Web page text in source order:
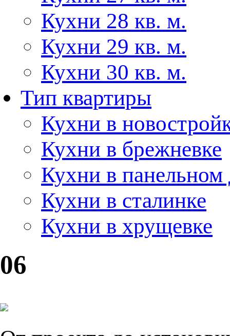
Кухни 28 кв. м.
Кухни 29 кв. м.
Кухни 30 кв. м.
Тип квартиры
Кухни в
Кухни в брежневке
Кухни в панельном
Кухни в сталинке
Кухни в хрущевке
06